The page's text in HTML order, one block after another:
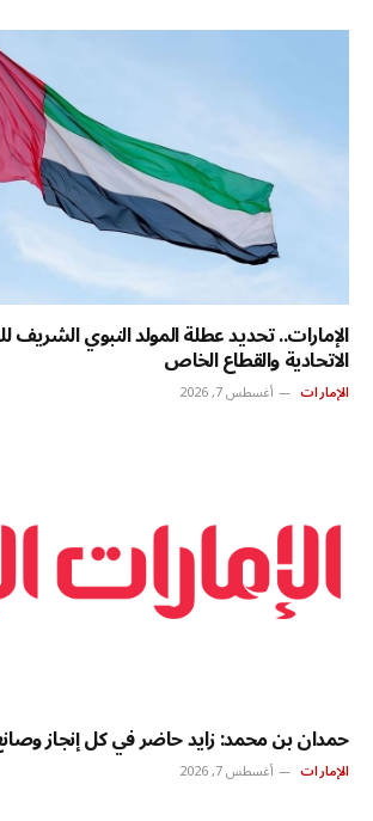
الإمارات.. تحديد عطلة المولد النبوي الشريف
الاتحادية والقطاع الخاص
الإمارات أغسطس 7, 2026
حمدان بن محمد: زايد حاضر في كل إنجاز
الإمارات أغسطس 7, 2026